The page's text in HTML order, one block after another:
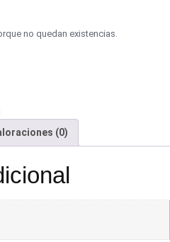
no quedan existencias.
(0)